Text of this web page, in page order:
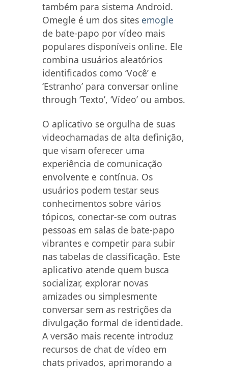
também para sistema Android.
Omegle é um dos sites emogle
de bate-papo por vídeo mais
populares disponíveis online. Ele
combina usuários aleatórios
identificados como ‘Você’ e
‘Estranho’ para conversar online
through ‘Texto’, ‘Vídeo’ ou ambos.
O aplicativo se orgulha de suas
videochamadas de alta definição,
que visam oferecer uma
experiência de comunicação
envolvente e contínua. Os
usuários podem testar seus
conhecimentos sobre vários
tópicos, conectar-se com outras
pessoas em salas de bate-papo
vibrantes e competir para subir
nas tabelas de classificação. Este
aplicativo atende quem busca
socializar, explorar novas
amizades ou simplesmente
conversar sem as restrições da
divulgação formal de identidade.
A versão mais recente introduz
recursos de chat de vídeo em
chats privados, aprimorando a